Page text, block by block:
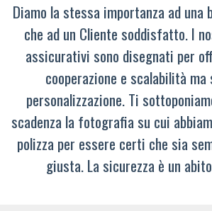
Diamo la stessa importanza ad una
che ad un Cliente soddisfatto. I
assicurativi sono disegnati per
cooperazione e scalabilità
personalizzazione. Ti
scadenza la fotografia su cui
polizza per essere certi che sia
giusta. La sicurezza è un